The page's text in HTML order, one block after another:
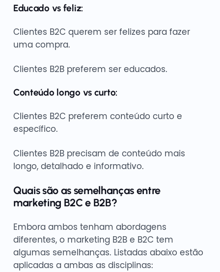
Educado vs feliz:
Clientes B2C querem ser felizes para fazer
uma compra.
Clientes B2B preferem ser educados.
Conteúdo longo vs curto:
Clientes B2C preferem conteúdo curto e
específico.
Clientes B2B precisam de conteúdo mais
longo, detalhado e informativo.
Quais são as semelhanças entre
marketing B2C e B2B?
Embora ambos tenham abordagens
diferentes, o marketing B2B e B2C tem
algumas semelhanças. Listadas abaixo estão
aplicadas a ambas as disciplinas: